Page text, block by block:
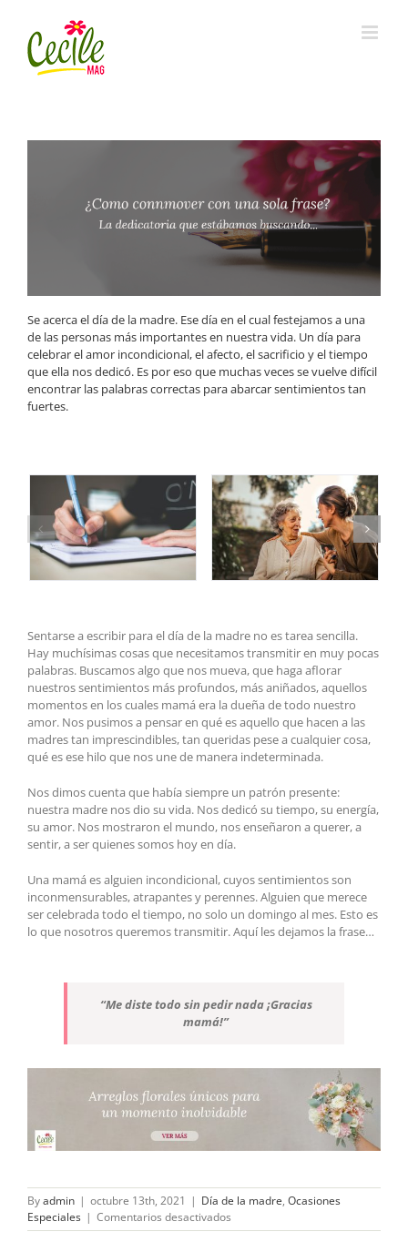
content
Se acerca el día de la madre. Ese día en el cual festejamos a una
de las personas más importantes en nuestra vida. Un día para
celebrar el amor incondicional, el afecto, el sacrificio y el tiempo
que ella nos dedicó. Es por eso que muchas veces se vuelve difícil
encontrar las palabras correctas para abarcar sentimientos tan
fuertes.
Sentarse a escribir para el día de la madre no es tarea sencilla.
Hay muchísimas cosas que necesitamos transmitir en muy pocas
palabras. Buscamos algo que nos mueva, que haga aflorar
nuestros sentimientos más profundos, más aniñados, aquellos
momentos en los cuales mamá era la dueña de todo nuestro
amor. Nos pusimos a pensar en qué es aquello que hacen a las
madres tan imprescindibles, tan queridas pese a cualquier cosa,
qué es ese hilo que nos une de manera indeterminada.
Nos dimos cuenta que había siempre un patrón presente:
nuestra madre nos dio su vida. Nos dedicó su tiempo, su energía,
su amor. Nos mostraron el mundo, nos enseñaron a querer, a
sentir, a ser quienes somos hoy en día.
Una mamá es alguien incondicional, cuyos sentimientos son
inconmensurables, atrapantes y perennes. Alguien que merece
ser celebrada todo el tiempo, no solo un domingo al mes. Esto es
lo que nosotros queremos transmitir. Aquí les dejamos la frase…
“Me diste todo sin pedir nada ¡Gracias
mamá!”
Byadmin | octubre 13th, 2021 | Día de la madre, Ocasiones
Especiales | Comentarios desactivados
Una